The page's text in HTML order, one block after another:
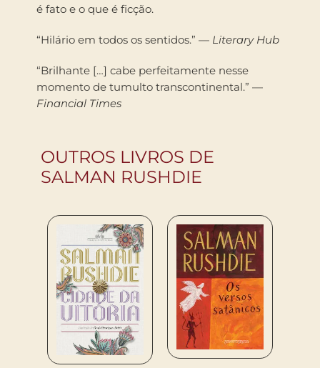
é fato e o que é ficção.
“Hilário em todos os sentidos.” — Literary Hub
“Brilhante […] cabe perfeitamente nesse
momento de tumulto transcontinental.” —
Financial Times
OUTROS LIVROS DE
SALMAN RUSHDIE